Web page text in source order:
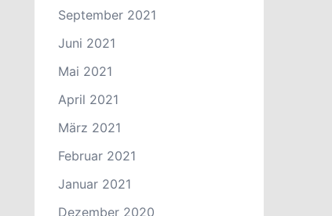
September 2021
Juni 2021
Mai 2021
April 2021
März 2021
Februar 2021
Januar 2021
Dezember 2020